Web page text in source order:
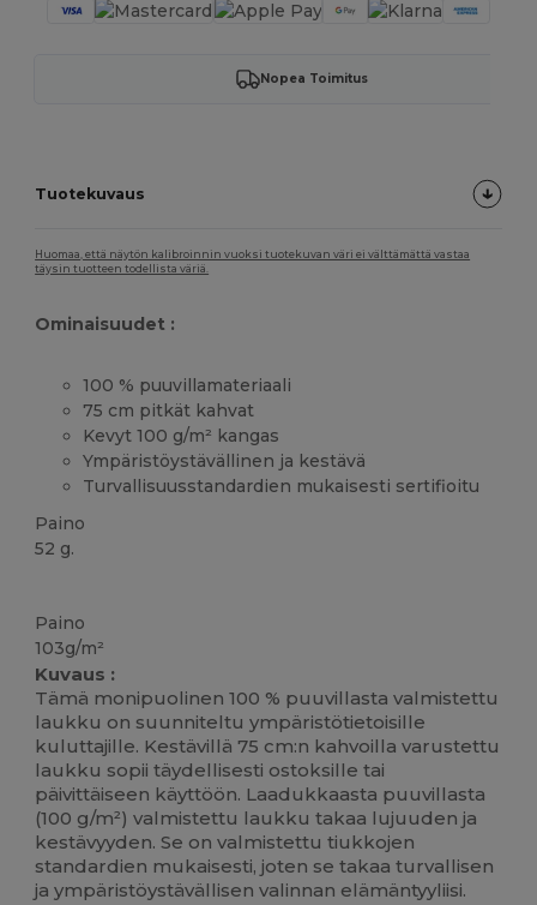
Nopea Toimitus
Tuotekuvaus
Huomaa, että näytön kalibroinnin vuoksi tuotekuvan väri ei välttämättä vastaa
täysin tuotteen todellista väriä.
Ominaisuudet :
100 % puuvillamateriaali
75 cm pitkät kahvat
Kevyt 100 g/m² kangas
Ympäristöystävällinen ja kestävä
Turvallisuusstandardien mukaisesti sertifioitu
Paino
52 g.
Paino
103g/m²
Kuvaus :
Tämä monipuolinen 100 % puuvillasta valmistettu
laukku on suunniteltu ympäristötietoisille
kuluttajille. Kestävillä 75 cm:n kahvoilla varustettu
laukku sopii täydellisesti ostoksille tai
päivittäiseen käyttöön. Laadukkaasta puuvillasta
(100 g/m²) valmistettu laukku takaa lujuuden ja
kestävyyden. Se on valmistettu tiukkojen
standardien mukaisesti, joten se takaa turvallisen
ja ympäristöystävällisen valinnan elämäntyyliisi.